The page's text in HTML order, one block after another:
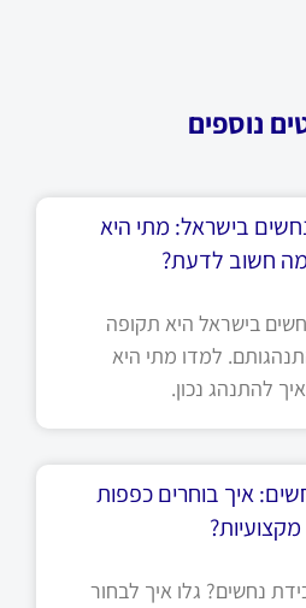
נוספים
בישראל: מתי היא
חשוב לדעת?
בישראל היא תקופה
למדו מתי היא
להתנהג נכון.
איך בוחרים כפפות
מקצועיות?
נחשים? גלו איך לבחור